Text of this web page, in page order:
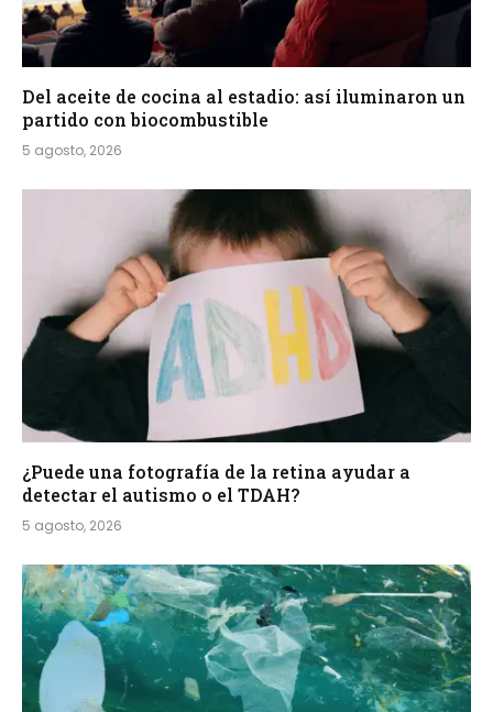
Del aceite de cocina al estadio: así iluminaron un
partido con biocombustible
5 agosto, 2026
¿Puede una fotografía de la retina ayudar a
detectar el autismo o el TDAH?
5 agosto, 2026